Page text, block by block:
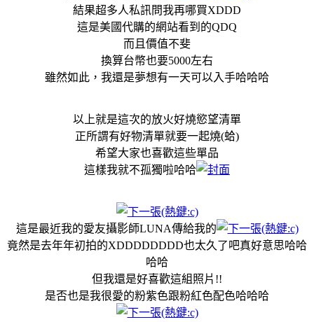
結果超多人私訊問我再哪買XDDD
這是美國代購的網站看到的QDQ
而且價值不斐
換算台幣也要5000左右
雖然如此，我還是夢想有一天可以入手哈哈哈
以上就是這次的放火好燒慾望清單
正所謂有好物清單就要一起燒(蛤)
希望大家也喜歡這些單品
這樣我就不孤獨啦哈哈
這是最近我的愛友攝影師LUNA傳給我的
竟然是去年年初拍的XDDDDDDDD也太久了吧真好意思哈哈
哈哈
但我還是好喜歡這組照片!!
是否也是我很愛的粉紫色跟粉紅色配色哈哈哈